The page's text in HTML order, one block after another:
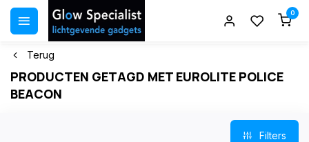
0
Terug
PRODUCTEN GETAGD MET EUROLITE POLICE
BEACON
Filters